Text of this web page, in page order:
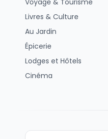
Livres & Culture
Au Jardin
Épicerie
Lodges et Hôtels
Cinéma